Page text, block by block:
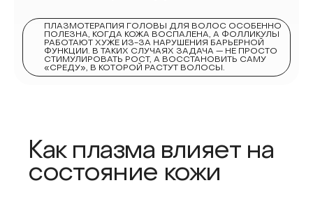
ПЛАЗМОТЕРАПИЯ ГОЛОВЫ ДЛЯ ВОЛОС ОСОБЕННО
ПОЛЕЗНА, КОГДА КОЖА ВОСПАЛЕНА, А ФОЛЛИКУЛЫ
РАБОТАЮТ ХУЖЕ ИЗ-ЗА НАРУШЕНИЯ БАРЬЕРНОЙ
ФУНКЦИИ. В ТАКИХ СЛУЧАЯХ ЗАДАЧА — НЕ ПРОСТО
СТИМУЛИРОВАТЬ РОСТ, А ВОССТАНОВИТЬ САМУ
«СРЕДУ», В КОТОРОЙ РАСТУТ ВОЛОСЫ.
Как плазма влияет на
состояние кожи